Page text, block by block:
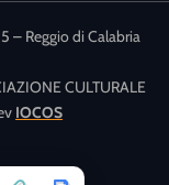
– Reggio di Calabria
CULTURALE
IOCOS